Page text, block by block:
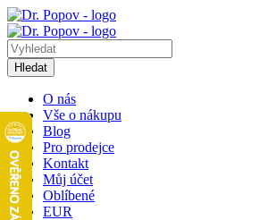
Hledat
O nás
Vše o nákupu
Blog
Pro prodejce
Kontakt
Můj účet
Oblíbené
EUR